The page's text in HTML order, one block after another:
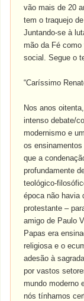
vão mais de 20
tem o traquejo
Juntando-se à
mão da Fé
social. Segue o
“Caríssimo
Nos anos
intenso debate/
modernismo e
os
que a
profundamente
teológico-
época não havia
protestante –
amigo de Paulo
Papas era
religiosa e o
adesão à
por vastos
mundo moderno
nós tínhamos